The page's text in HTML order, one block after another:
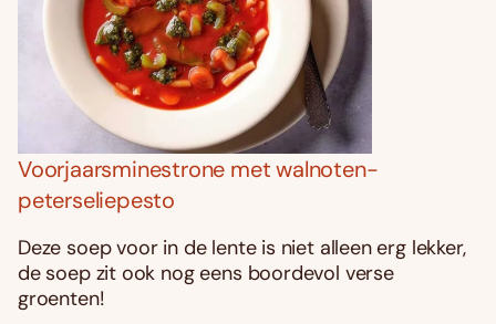
Voorjaarsminestrone met walnoten-
peterseliepesto
Deze soep voor in de lente is niet alleen erg lekker,
de soep zit ook nog eens boordevol verse
groenten!